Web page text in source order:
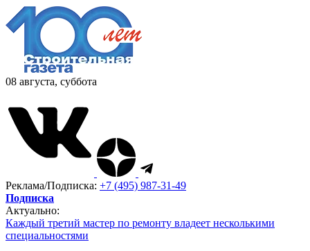
08 августа, суббота
Реклама/Подписка: +7 (495) 987-31-49
Подписка
Актуально:
Каждый третий мастер по ремонту владеет несколькими
специальностями